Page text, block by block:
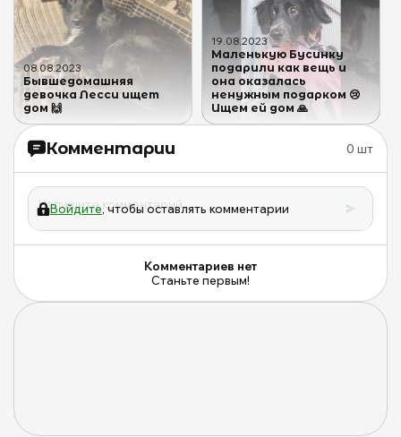
Комментарии 0 шт
Войдите, чтобы оставлять комментарии
Комментариев нет
Станьте первым!
08.08.2023
Бывшедомашняя
девочка Лесси ищет
дом 🙌
19.08.2023
Маленькую Бусинку
подарили как вещь и
она оказалась
ненужным подарком 😢
Ищем ей дом 🙏